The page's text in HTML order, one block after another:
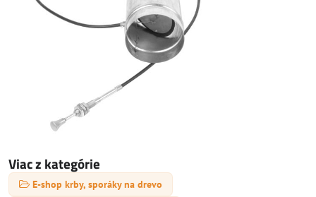
Viac z kategórie
E-shop krby, sporáky na drevo